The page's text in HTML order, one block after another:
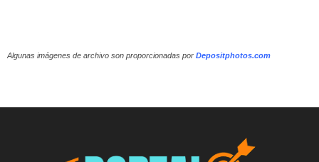
Algunas imágenes de archivo son proporcionadas por Depositphotos.com